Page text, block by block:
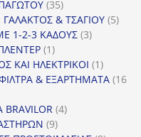
προϊόντα
3535
προϊόντα
& ΤΣΑΓΙΟΥ 55
1-2-3 ΚΑΔΟΥΣ 33
11
προϊόν
ΚΑΙ ΗΛΕΚΤΡΙΚΟΙ 11
προϊόν
& ΕΞΑΡΤΗΜΑΤΑ 16
44
99